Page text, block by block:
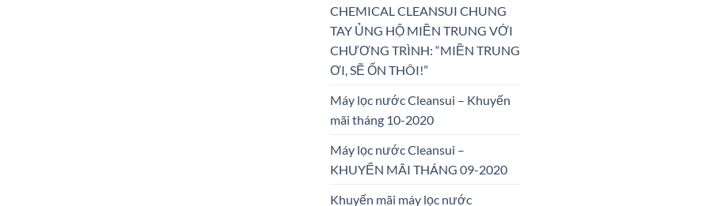
CHEMICAL CLEANSUI CHUNG
TAY ỦNG HỘ MIỀN TRUNG VỚI
CHƯƠNG TRÌNH: “MIỀN TRUNG
ƠI, SẼ ỔN THÔI!”
Máy lọc nước Cleansui – Khuyến
mãi tháng 10-2020
Máy lọc nước Cleansui –
KHUYẾN MÃI THÁNG 09-2020
Khuyến mãi máy lọc nước